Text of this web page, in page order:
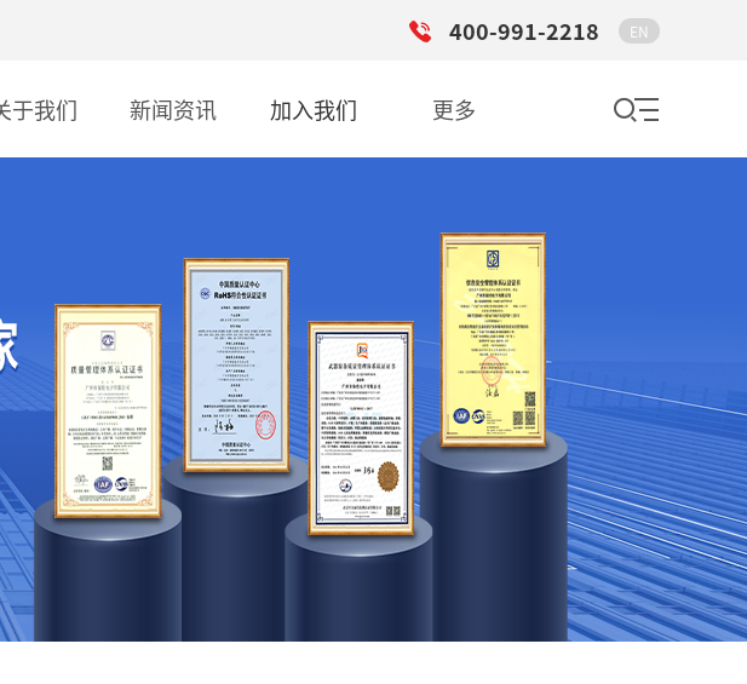
400-991-2218 EN
于我们 新闻资讯 加入我们 更多